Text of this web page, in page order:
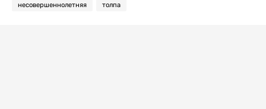
несовершеннолетняя толпа